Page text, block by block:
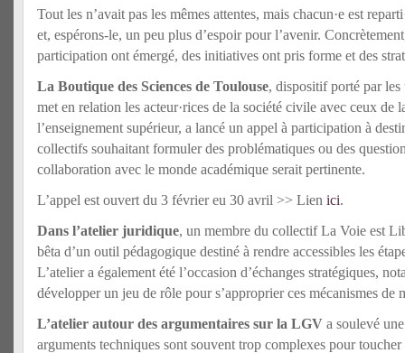
Tout les n’avait pas les mêmes attentes, mais chacun·e est
et, espérons-le, un peu plus d’espoir pour l’avenir.
participation ont émergé, des initiatives ont pris forme et des
La Boutique des Sciences de Toulouse, dispositif porté par
met en relation les acteur·rices de la société civile avec ceux de
l’enseignement supérieur, a lancé un appel à participation à
collectifs souhaitant formuler des problématiques ou des
collaboration avec le monde académique serait pertinente.
L’appel est ouvert du 3 février eu 30 avril >> Lien ici.
Dans l’atelier juridique, un membre du collectif La Voie est
bêta d’un outil pédagogique destiné à rendre accessibles les
L’atelier a également été l’occasion d’échanges stratégiques,
développer un jeu de rôle pour s’approprier ces mécanismes de
L’atelier autour des argumentaires sur la LGV a soulevé
arguments techniques sont souvent trop complexes pour